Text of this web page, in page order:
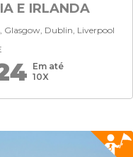
E IRLANDA
Glasgow, Dublin, Liverpool
Em até
10X